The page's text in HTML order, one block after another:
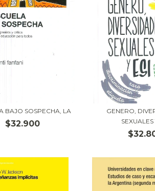
BAJO SOSPECHA, LA
$32.900
GENERO,
SEXUALES